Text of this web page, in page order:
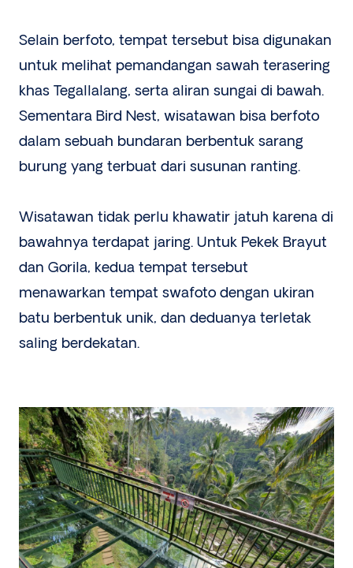
Selain berfoto, tempat tersebut bisa digunakan
untuk melihat pemandangan sawah terasering
khas Tegallalang, serta aliran sungai di bawah.
Sementara Bird Nest, wisatawan bisa berfoto
dalam sebuah bundaran berbentuk sarang
burung yang terbuat dari susunan ranting.
Wisatawan tidak perlu khawatir jatuh karena di
bawahnya terdapat jaring. Untuk Pekek Brayut
dan Gorila, kedua tempat tersebut
menawarkan tempat swafoto dengan ukiran
batu berbentuk unik, dan deduanya terletak
saling berdekatan.